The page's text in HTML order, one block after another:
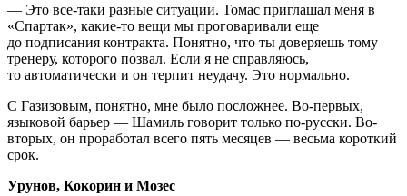
— Это все-таки разные ситуации. Томас приглашал меня в
«Спартак», какие-то вещи мы проговаривали еще
до подписания контракта. Понятно, что ты доверяешь тому
тренеру, которого позвал. Если я не справляюсь,
то автоматически и он терпит неудачу. Это нормально.
С Газизовым, понятно, мне было посложнее. Во-первых,
языковой барьер — Шамиль говорит только по-русски. Во-
вторых, он проработал всего пять месяцев — весьма короткий
срок.
Урунов, Кокорин и Мозес